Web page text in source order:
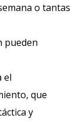
o tantas
pueden
el
que
y